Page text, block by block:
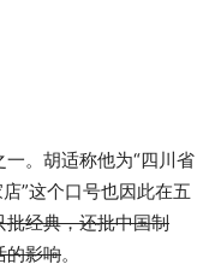
。胡适称他为“四川省
”这个口号也因此在五
批经典，还批中国制
的影响。